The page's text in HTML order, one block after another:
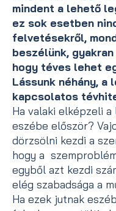
mindent a lehető
ez sok esetben
felvetésekről,
beszélünk,
hogy téves lehet
Lássunk néhány,
kapcsolatos
Ha valaki elképzeli
eszébe először?
dörzsölni kezdi a
hogy a
egyből azt kezdi
elég szabadsága a
Ha ezek jutnak